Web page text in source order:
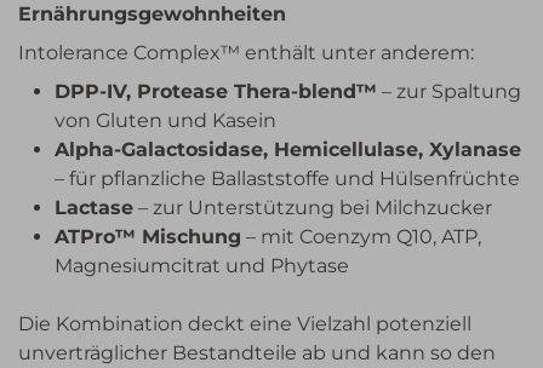
Ernährungsgewohnheiten
Intolerance Complex™ enthält unter anderem:
DPP-IV, Protease Thera-blend™ – zur Spaltung
von Gluten und Kasein
Alpha-Galactosidase, Hemicellulase, Xylanase
– für pflanzliche Ballaststoffe und Hülsenfrüchte
Lactase – zur Unterstützung bei Milchzucker
ATPro™ Mischung – mit Coenzym Q10, ATP,
Magnesiumcitrat und Phytase
Die Kombination deckt eine Vielzahl potenziell
unverträglicher Bestandteile ab und kann so den